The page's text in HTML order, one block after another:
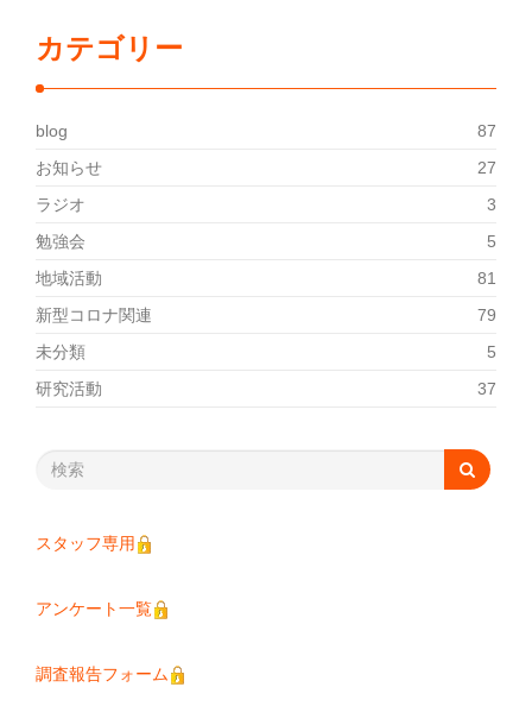
カテゴリー
blog
87
お知らせ
27
ラジオ
3
勉強会
5
地域活動
81
新型コロナ関連
79
未分類
5
研究活動
37
スタッフ専用
アンケート一覧
調査報告フォーム